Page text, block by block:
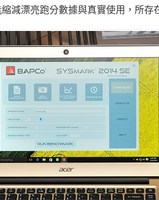
減漂亮跑分數據與真實使用，所存